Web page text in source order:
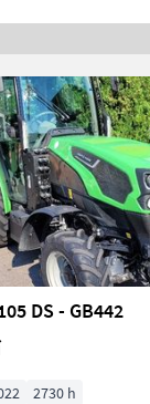
DS - GB442
2730 h